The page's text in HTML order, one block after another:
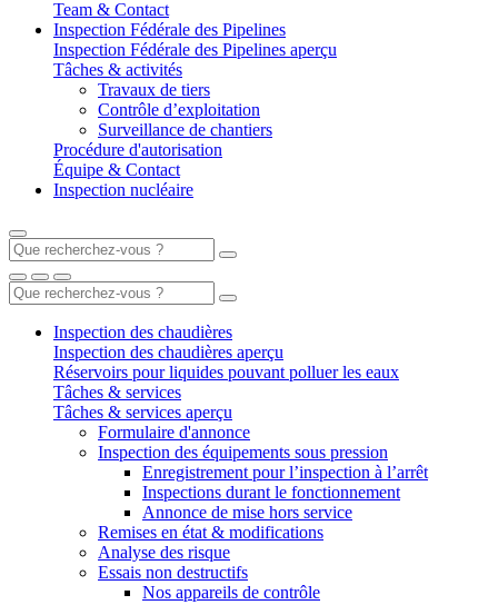
Team & Contact
Inspection Fédérale des Pipelines
Inspection Fédérale des Pipelines aperçu
Tâches & activités
Travaux de tiers
Contrôle d’exploitation
Surveillance de chantiers
Procédure d'autorisation
Équipe & Contact
Inspection nucléaire
Inspection des chaudières
Inspection des chaudières aperçu
Réservoirs pour liquides pouvant polluer les eaux
Tâches & services
Tâches & services aperçu
Formulaire d'annonce
Inspection des équipements sous pression
Enregistrement pour l’inspection à l’arrêt
Inspections durant le fonctionnement
Annonce de mise hors service
Remises en état & modifications
Analyse des risque
Essais non destructifs
Nos appareils de contrôle